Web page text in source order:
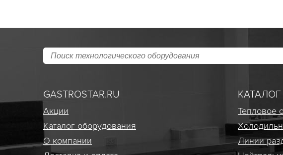
GASTROSTAR.RU
Акции
Каталог оборудования
О компании
Тепловое
Линии